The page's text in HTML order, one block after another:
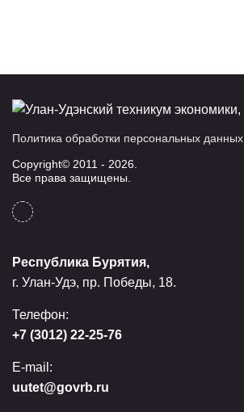
Политика обработки персональных данных
Copyright© 2011 - 2026.
Все права защищены.
Республика Бурятия,
г. Улан-Удэ, пр. Победы, 18.
Телефон:
+7 (3012) 22-25-76
E-mail:
uutet@govrb.ru